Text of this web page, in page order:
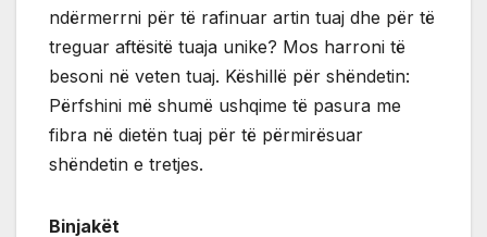
ndërmerrni për të rafinuar artin tuaj dhe për të
treguar aftësitë tuaja unike? Mos harroni të
besoni në veten tuaj. Këshillë për shëndetin:
Përfshini më shumë ushqime të pasura me
fibra në dietën tuaj për të përmirësuar
shëndetin e tretjes.
Binjakët